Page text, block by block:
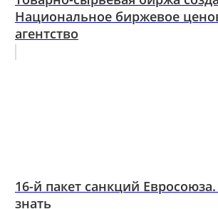
Национальное биржевое
агентство
16-й пакет санкций
знать